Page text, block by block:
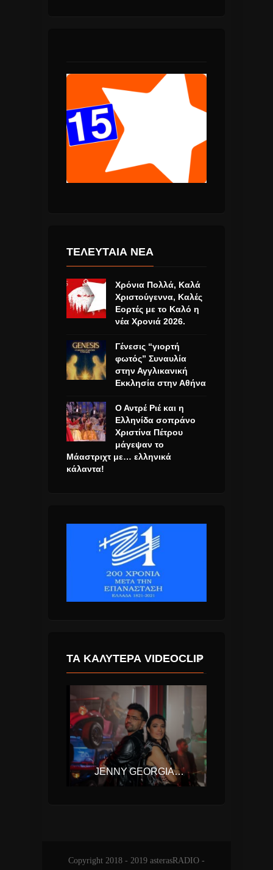
ΤΕΛΕΥΤΑΙΑ ΝΕΑ
Χρόνια Πολλά, Καλά
Χριστούγεννα, Καλές
Εορτές με το Καλό η
νέα Χρονιά 2026.
Γένεσις “γιορτή
φωτός” Συναυλία
στην Αγγλικανική
Εκκλησία στην Αθήνα
Ο Αντρέ Ριέ και η
Ελληνίδα σοπράνο
Χριστίνα Πέτρου
μάγεψαν το
Μάαστριχτ με… ελληνικά
κάλαντα!
ΤΑ ΚΑΛΎΤΕΡΑ VIDEOCLIP
JENNY GEORGIADI FT. ONIRAMA – ΚΡΎΨΟΥ
Copyright 2018 - 2019 asterasRADIO -